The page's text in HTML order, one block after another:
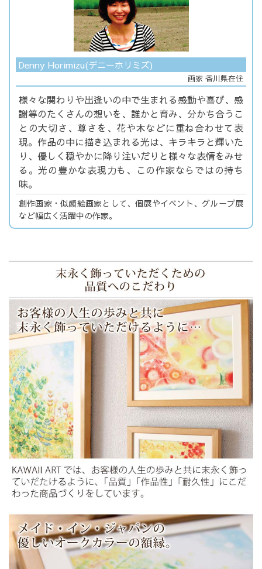
Denny Horimizu(デニーホリミズ)
画家 香川県在住
様々な関わりや出逢いの中で生まれる感動や喜び、感
謝等のたくさんの想いを、誰かと育み、分かち合うこ
との大切さ、尊さを、花や木などに重ね合わせて表
現。作品の中に描き込まれる光は、キラキラと輝いた
り、優しく穏やかに降り注いだりと様々な表情をみせ
る。光の豊かな表現力も、この作家ならではの持ち
味。
創作画家・似顔絵画家として、個展やイベント、グループ展
など幅広く活躍中の作家。